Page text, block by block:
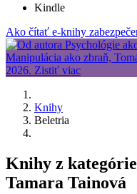
Kindle
Ako čítať e-knihy
Knihy
Beletria
Knihy z
Tamara Tainová